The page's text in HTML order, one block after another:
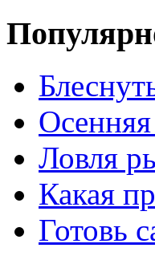
Ловля
Какая
Готовь